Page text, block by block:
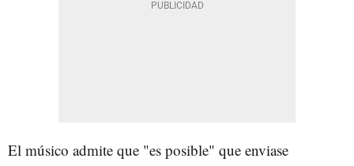
El músico admite que "es posible" que enviase